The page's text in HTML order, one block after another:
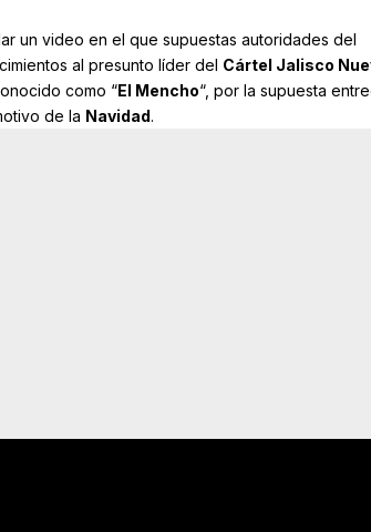
un video en el que supuestas autoridades del
al presunto líder del Cártel Jalisco
como “El Mencho“, por la supuesta
de la Navidad.